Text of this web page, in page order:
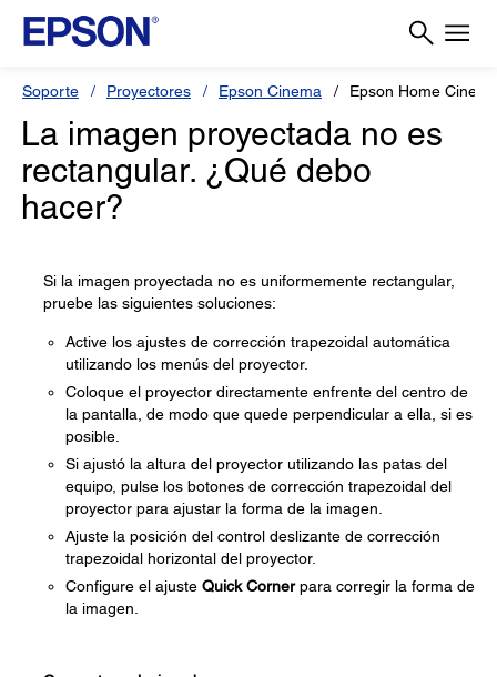
Soporte Proyectores Epson Cinema Epson Home
La imagen proyectada no es
rectangular. ¿Qué debo
hacer?
Si la imagen proyectada no es uniformemente rectangular,
pruebe las siguientes soluciones:
Active los ajustes de corrección trapezoidal automática
utilizando los menús del proyector.
Coloque el proyector directamente enfrente del centro de
la pantalla, de modo que quede perpendicular a ella, si es
posible.
Si ajustó la altura del proyector utilizando las patas del
equipo, pulse los botones de corrección trapezoidal del
proyector para ajustar la forma de la imagen.
Ajuste la posición del control deslizante de corrección
trapezoidal horizontal del proyector.
Configure el ajuste Quick Cornerpara corregir la forma de
la imagen.